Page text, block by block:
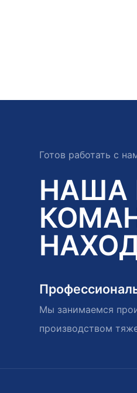
Готов работать с
НАША
Мы занимаемся
производством